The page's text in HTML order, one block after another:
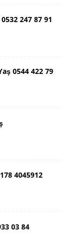
247 87 91
0544 422 79
4045912
03 84